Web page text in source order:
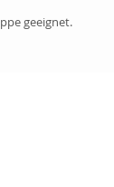
geeignet.